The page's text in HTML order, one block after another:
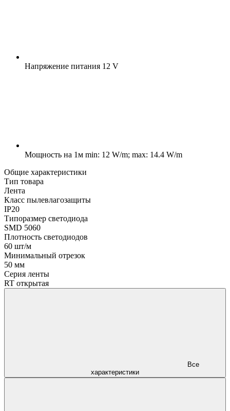
Напряжение питания 12 V
Мощность на 1м min: 12 W/m; max: 14.4 W/m
Общие характеристики
Тип товара
Лента
Класс пылевлагозащиты
IP20
Типоразмер светодиода
SMD 5060
Плотность светодиодов
60 шт/м
Минимальный отрезок
50 мм
Серия ленты
RT открытая
характеристики